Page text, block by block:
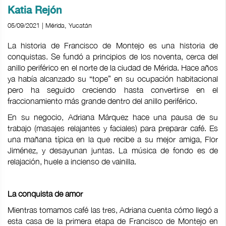
Katia Rejón
05/09/2021 | Mérida, Yucatán
La historia de Francisco de Montejo es una historia de
conquistas. Se fundó a principios de los noventa, cerca del
anillo periférico en el norte de la ciudad de Mérida. Hace años
ya había alcanzado su “tope” en su ocupación habitacional
pero ha seguido creciendo hasta convertirse en el
fraccionamiento más grande dentro del anillo periférico.
En su negocio, Adriana Márquez hace una pausa de su
trabajo (masajes relajantes y faciales) para preparar café. Es
una mañana típica en la que recibe a su mejor amiga, Flor
Jiménez, y desayunan juntas. La música de fondo es de
relajación, huele a incienso de vainilla.
La conquista de amor
Mientras tomamos café las tres, Adriana cuenta cómo llegó a
esta casa de la primera etapa de Francisco de Montejo en